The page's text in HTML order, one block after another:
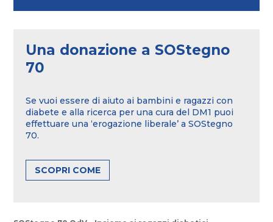
Una donazione a SOStegno
70
Se vuoi essere di aiuto ai bambini e ragazzi con
diabete e alla ricerca per una cura del DM1 puoi
effettuare una ‘erogazione liberale’ a SOStegno
70.
SCOPRI COME